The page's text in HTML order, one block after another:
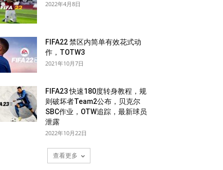
2022年4月8日
FIFA22 禁区内简单有效花式动
作，TOTW3
2021年10月7日
FIFA23 快速180度转身教程，规
则破坏者Team2公布，贝克尔
SBC作业，OTW追踪，最新球员
泄露
2022年10月22日
查看更多